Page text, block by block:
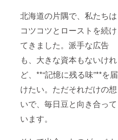
北海道の片隅で、私たちは
コツコツとローストを続け
てきました。派手な広告
も、大きな資本もないけれ
ど、**“記憶に残る味”**を届
けたい。ただそれだけの想
いで、毎日豆と向き合って
います。